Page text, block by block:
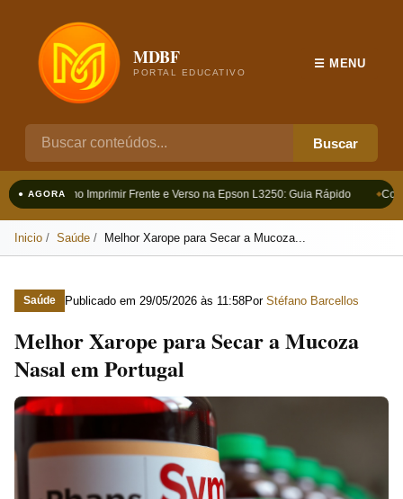
MDBF
PORTAL EDUCATIVO
Buscar
☰ MENU
● AGORAComo Imprimir Frente e Verso na Epson L3250: Guia Rápido
Inicio Saúde Melhor Xarope para Secar a Mucoza...
Saúde Publicado em 29/05/2026 às 11:58Por Stéfano Barcellos
Melhor Xarope para Secar a Mucoza
Nasal em Portugal